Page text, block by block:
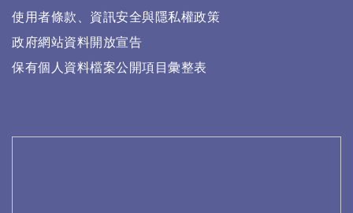
使用者條款、資訊安全與隱私權政策
政府網站資料開放宣告
保有個人資料檔案公開項目彙整表